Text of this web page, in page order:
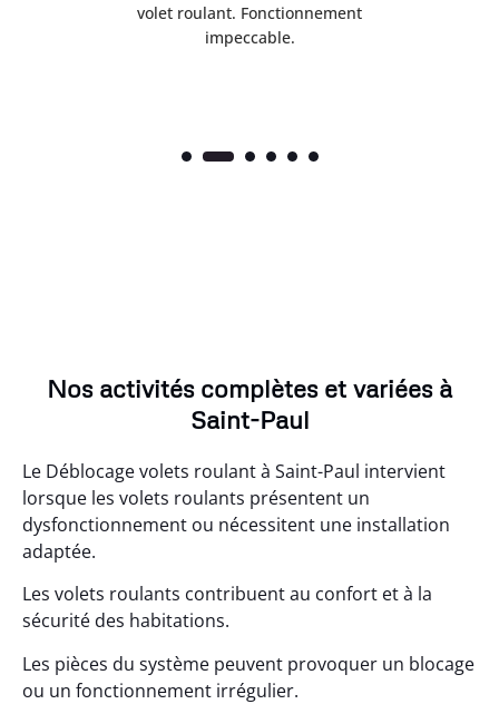
volet roulant. Fonctionnement
impeccable.
Nos activités complètes et variées à
Saint-Paul
Le Déblocage volets roulant à Saint-Paul intervient
lorsque les volets roulants présentent un
dysfonctionnement ou nécessitent une installation
adaptée.
Les volets roulants contribuent au confort et à la
sécurité des habitations.
Les pièces du système peuvent provoquer un blocage
ou un fonctionnement irrégulier.